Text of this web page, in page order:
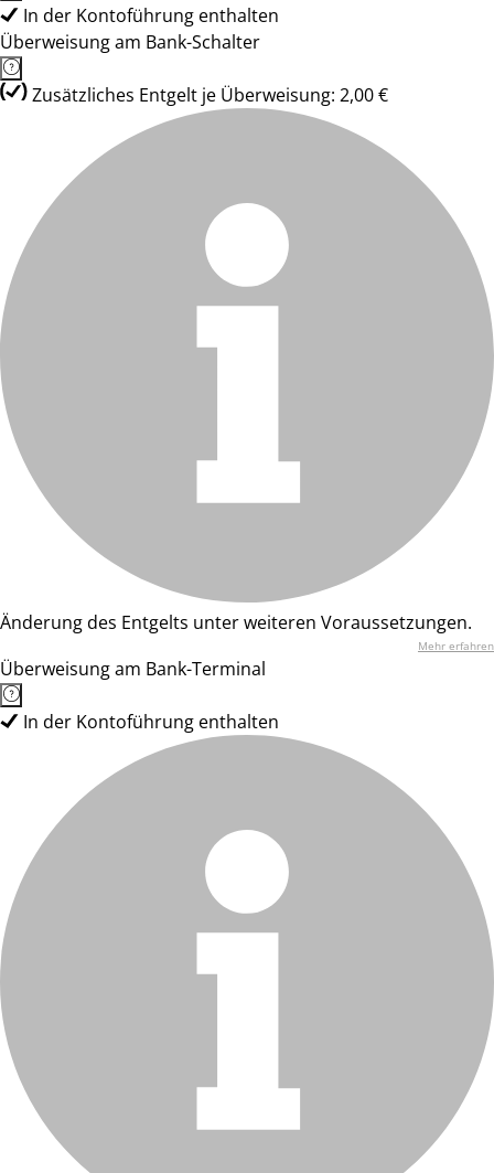
In der Kontoführung enthalten
Überweisung am Bank-Schalter
Zusätzliches Entgelt je Überweisung: 2,00 €
Änderung des Entgelts unter weiteren Voraussetzungen.
Mehr erfahren
Überweisung am Bank-Terminal
In der Kontoführung enthalten